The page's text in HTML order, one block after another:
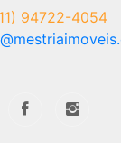
94722-4054